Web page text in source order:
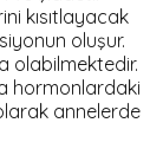
kısıtlayacak
oluşur.
olabilmektedir.
hormonlardaki
annelerde